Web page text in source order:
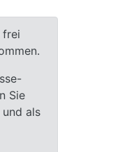
frei
Sie
als